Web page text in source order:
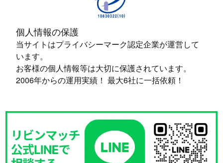
個人情報の保護
当サイトはプライバシーマーク認定企業が運営して
います。
お客様の個人情報等は大切に保護されています。
2006年からの運用実績！ 最大6社に一括依頼！